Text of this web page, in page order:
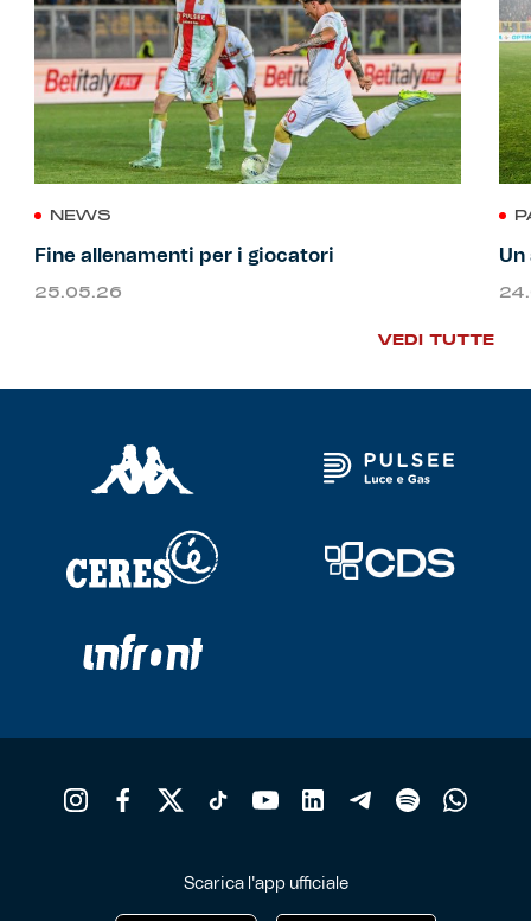
NEWS
Fine allenamenti per i giocatori
25.05.26
Un
VEDI TUTTE
Scarica l'app ufficiale